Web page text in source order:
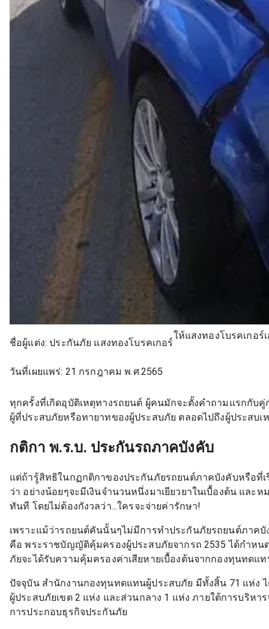
ชื่อผู้แต่ง:ประกันภัย แสงทองโบรคเกอร์
ให้แสงทองโบรคเกอร์
วันที่เผยแพร่: 21 กรกฎาคม พ.ศ.2565
ทุกครั้งที่เกิดอุบัติเหตุทางรถยนต์ ผู้คนมักจะตั้งคำถามแรกกับ
ผู้ที่ประสบภัยหรือทายาทของผู้ประสบภัย ตลอดไปถึงผู้ประสบเ
กติกา พ.ร.บ. ประกันรถภาคบังคับ
แต่ถ้ารู้สิทธิในกฏกติกาของประกันภัยรถยนต์ภาคบังคับหรือที่
ว่า อย่างน้อยๆจะมีเงินจำนวนหนึ่งมาเยียวยาในเบื้องต้น และ
ทันที โดยไม่ต้องกังวลว่า...ใครจะจ่ายค่ารักษา!
เพราะแม้ว่ารถยนต์คันนั้นๆไม่มีการทำประกันภัยรถยนต์ภาค
คือ พระราชบัญญัติคุ้มครองผู้ประสบภัยจากรถ 2535 ได้กำห
ภัยจะได้รับความคุ้มครองค่าเสียหายเบื้องต้นจากกองทุนทดแ
ปัจจุบัน สำนักงานกองทุนทดแทนผู้ประสบภัย มีทั้งสิ้น 71 แห่ง
ผู้ประสบภัยเขต 2 แห่ง และส่วนกลาง 1 แห่ง ภายใต้การบริ
การประกอบธุรกิจประกันภัย